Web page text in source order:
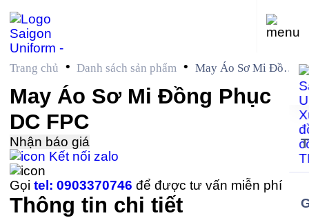
Trang chủ • Danh sách sản phẩm • May Áo Sơ Mi Đồng
Phục DC FPC
May Áo Sơ Mi Đồng Phục
DC FPC
Nhận báo giá
Kết nối zalo
Gọitel: 0903370746 để được tư vấn miễn phí
Thông tin chi tiết